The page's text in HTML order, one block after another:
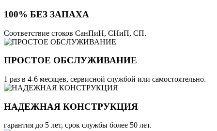
100% БЕЗ ЗАПАХА
Соответствие стоков СанПиН, СНиП, СП.
ПРОСТОЕ ОБСЛУЖИВАНИЕ
1 раз в 4-6 месяцев, сервисной службой или самостоятельно.
НАДЕЖНАЯ КОНСТРУКЦИЯ
гарантия до 5 лет, срок службы более 50 лет.